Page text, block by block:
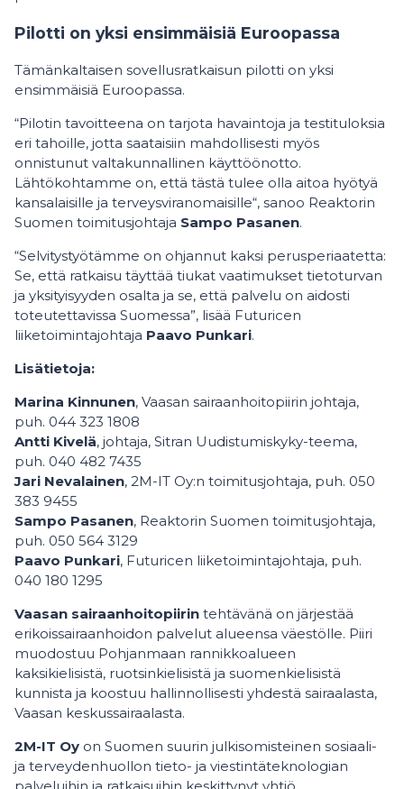
Pilotti on yksi ensimmäisiä Euroopassa
Tämänkaltaisen sovellusratkaisun pilotti on yksi
ensimmäisiä Euroopassa.
“Pilotin tavoitteena on tarjota havaintoja ja testituloksia
eri tahoille, jotta saataisiin mahdollisesti myös
onnistunut valtakunnallinen käyttöönotto.
Lähtökohtamme on, että tästä tulee olla aitoa hyötyä
kansalaisille ja terveysviranomaisille“, sanoo Reaktorin
Suomen toimitusjohtaja Sampo Pasanen.
“Selvitystyötämme on ohjannut kaksi perusperiaatetta:
Se, että ratkaisu täyttää tiukat vaatimukset tietoturvan
ja yksityisyyden osalta ja se, että palvelu on aidosti
toteutettavissa Suomessa”, lisää Futuricen
liiketoimintajohtaja Paavo Punkari.
Lisätietoja:
Marina Kinnunen, Vaasan sairaanhoitopiirin johtaja,
puh. 044 323 1808
Antti Kivelä, johtaja, Sitran Uudistumiskyky-teema,
puh. 040 482 7435
Jari Nevalainen, 2M-IT Oy:n toimitusjohtaja, puh. 050
383 9455
Sampo Pasanen, Reaktorin Suomen toimitusjohtaja,
puh. 050 564 3129
Paavo Punkari, Futuricen liiketoimintajohtaja, puh.
040 180 1295
Vaasan sairaanhoitopiirin tehtävänä on järjestää
erikoissairaanhoidon palvelut alueensa väestölle. Piiri
muodostuu Pohjanmaan rannikkoalueen
kaksikielisistä, ruotsinkielisistä ja suomenkielisistä
kunnista ja koostuu hallinnollisesti yhdestä sairaalasta,
Vaasan keskussairaalasta.
2M-IT Oy on Suomen suurin julkisomisteinen sosiaali-
ja terveydenhuollon tieto- ja viestintäteknologian